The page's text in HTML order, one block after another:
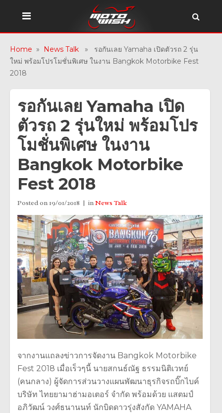
Home » News Talk » รอกันเลย Yamaha เปิดตัวรถ 2 รุ่น
ใหม่ พร้อมโปรโมชั่นพิเศษ ในงาน Bangkok Motorbike Fest
2018
รอกันเลย Yamaha เปิด
ตัวรถ 2 รุ่นใหม่ พร้อมโปร
โมชั่นพิเศษ ในงาน
Bangkok Motorbike
Fest 2018
Posted on19/01/2018 inNews Talk
จากงานแถลงข่าวการจัดงาน Bangkok Motorbike
Fest 2018 เมื่อเร็วๆนี้ นายสกนธ์ณัฐ ธรรมนิติเวทย์
(คนกลาง) ผู้จัดการส่วนวางแผนพัฒนาธุรกิจรถบิ๊กไบค์
บริษัท ไทยยามาฮ่ามอเตอร์ จำกัด พร้อมด้วย แสตมป์
อภิวัฒน์ วงศ์ธนานนท์ นักบิดดาวรุ่งสังกัด YAMAHA